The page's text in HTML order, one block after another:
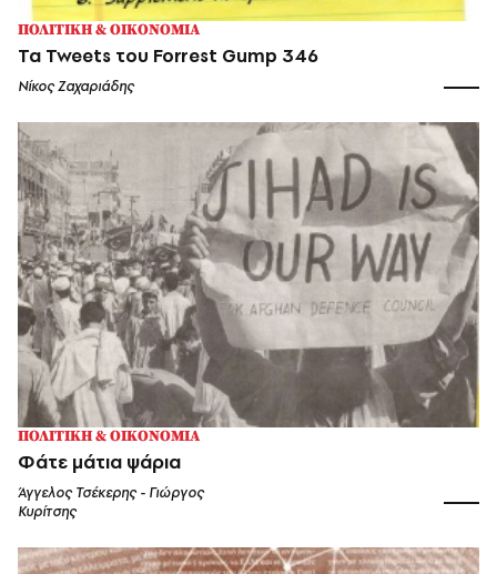
ΠΟΛΙΤΙΚΗ & ΟΙΚΟΝΟΜΙΑ
Τα Tweets του Forrest Gump 346
Νίκος Ζαχαριάδης
ΠΟΛΙΤΙΚΗ & ΟΙΚΟΝΟΜΙΑ
Φάτε μάτια ψάρια
Άγγελος Τσέκερης - Γιώργος
Κυρίτσης